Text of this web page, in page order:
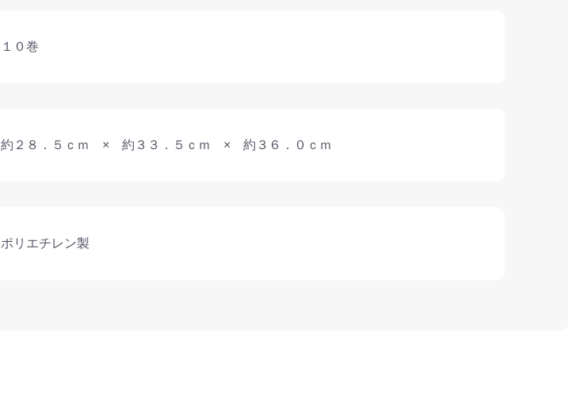
１０巻
約２８．５ｃｍ × 約３３．５ｃｍ × 約３６．０ｃｍ
ポリエチレン製